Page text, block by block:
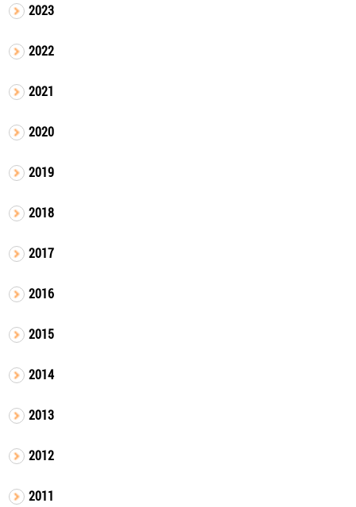
2023
2022
2021
2020
2019
2018
2017
2016
2015
2014
2013
2012
2011